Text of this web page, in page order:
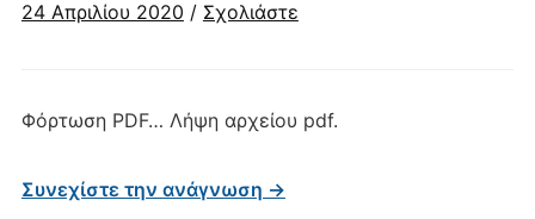
24 Απριλίου 2020 / Σχολιάστε
Φόρτωση PDF… Λήψη αρχείου pdf.
Συνεχίστε την ανάγνωση →